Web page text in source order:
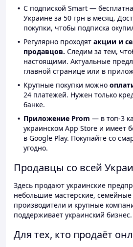
С подпиской Smart —
Украине за 50 грн в месяц.
покупки, чтобы подписка
Регулярно проходят акции и
продавцов. Следим за тем,
настоящими. Актуальные
главной странице или в
Крупные покупки можно
24 платежей. Нужен только
банке.
Приложение Prom — в топ-3
украинском App Store и имеет
в Google Play. Покупайте со
угодно.
Продавцы со всей
Здесь продают украинские
небольшие мастерские,
производители и крупные
поддерживает украинский бизнес.
Для тех, кто продаёт